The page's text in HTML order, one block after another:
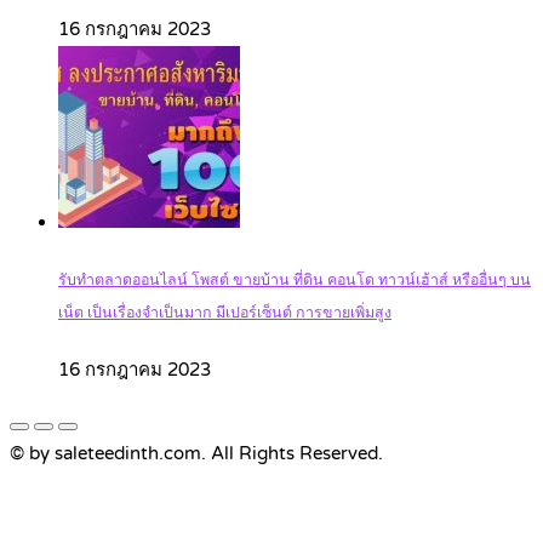
16 กรกฎาคม 2023
รับทำตลาดออนไลน์ โพสต์ ขายบ้าน ที่ดิน คอนโด ทาวน์เฮ้าส์ หรืออื่นๆ บน
เน็ต เป็นเรื่องจำเป็นมาก มีเปอร์เซ็นต์ การขายเพิ่มสูง
16 กรกฎาคม 2023
© by saleteedinth.com. All Rights Reserved.